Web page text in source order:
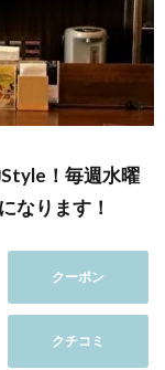
！毎週水曜
なります！
クーポン
クチコミ